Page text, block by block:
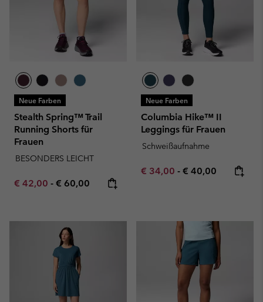
Neue Farben
Stealth Spring™ Trail
Running Shorts für
Frauen
BESONDERS LEICHT
Minimum sale price:
€ 42,00 - Maximum price:
€ 60,00
Neue Farben
Columbia Hike™ II
Leggings für Frauen
Schweißaufnahme
Minimum sale price:
€ 34,00 - Maximum price:
€ 40,00